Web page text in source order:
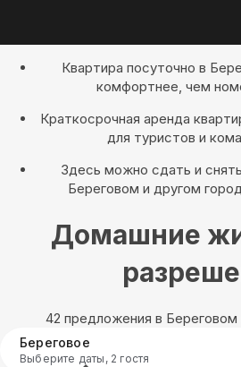
Квартира посуточно в
комфортнее, чем
Краткосрочная аренда
для туристов и
Здесь можно сдать и
Береговом и другом
Домашние
42 предложения в Береговом
Береговое
Выберите даты, 2 гостя